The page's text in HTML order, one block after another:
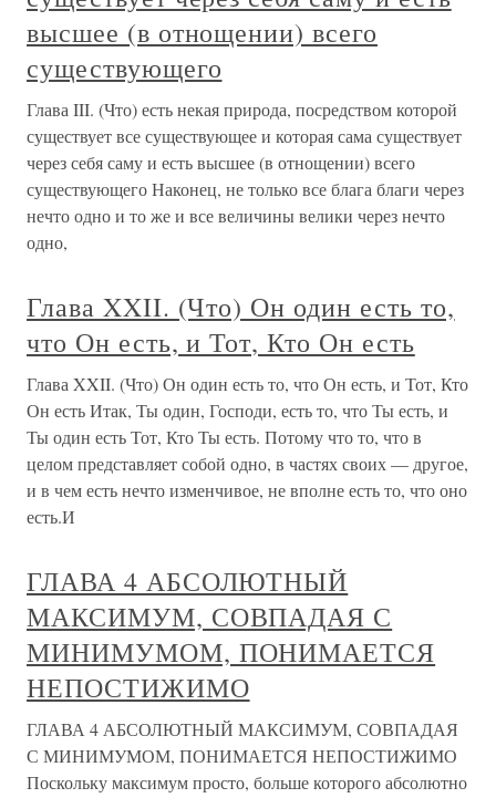
высшее (в отнощении) всего
существующего
Глава III. (Что) есть некая природа, посредством которой
существует все существующее и которая сама существует
через себя саму и есть высшее (в отнощении) всего
существующего Наконец, не только все блага благи через
нечто одно и то же и все величины велики через нечто
одно,
Глава XXII. (Что) Он один есть то,
что Он есть, и Тот, Кто Он есть
Глава XXII. (Что) Он один есть то, что Он есть, и Тот, Кто
Он есть Итак, Ты один, Господи, есть то, что Ты есть, и
Ты один есть Тот, Кто Ты есть. Потому что то, что в
целом представляет собой одно, в частях своих — другое,
и в чем есть нечто изменчивое, не вполне есть то, что оно
есть.И
ГЛАВА 4 АБСОЛЮТНЫЙ
МАКСИМУМ, СОВПАДАЯ С
МИНИМУМОМ, ПОНИМАЕТСЯ
НЕПОСТИЖИМО
ГЛАВА 4 АБСОЛЮТНЫЙ МАКСИМУМ, СОВПАДАЯ
С МИНИМУМОМ, ПОНИМАЕТСЯ НЕПОСТИЖИМО
Поскольку максимум просто, больше которого абсолютно